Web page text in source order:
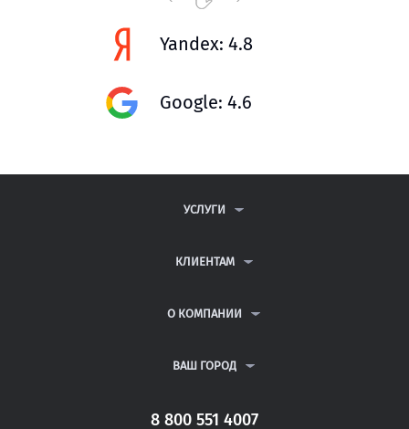
Yandex: 4.8
Google: 4.6
УСЛУГИ
ДИПЛОМНЫЕ РАБОТЫ
РЕФЕРАТЫ
КЛИЕНТАМ
ВОПРОСЫ И ОТВЕТЫ
ПОЛИТИКА КОНФИДЕНЦИАЛЬНОСТИ
О КОМПАНИИ
КОНТАКТЫ
ВАШ ГОРОД
САНКТ-ПЕТЕРБУРГ
8 800 551 4007